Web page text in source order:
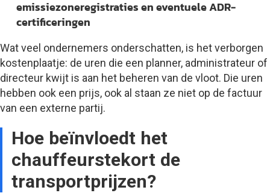
emissiezoneregistraties en eventuele ADR-
certificeringen
Wat veel ondernemers onderschatten, is het verborgen
kostenplaatje: de uren die een planner, administrateur of
directeur kwijt is aan het beheren van de vloot. Die uren
hebben ook een prijs, ook al staan ze niet op de factuur
van een externe partij.
Hoe beïnvloedt het
chauffeurstekort de
transportprijzen?